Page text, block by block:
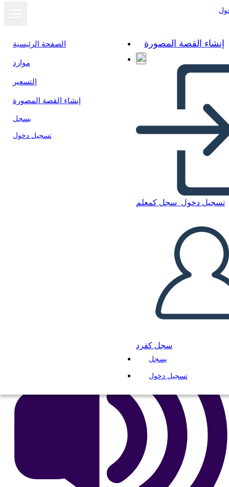
الصفحة الرئيسية
موارد
التسعير
إنشاء القصة المصورة
يسجل
تسجيل دخول
إنشاء القصة المصورة
تسجيل دخول سجل كمعلم
سجل كفرد
يسجل
تسجيل دخول
Šablóna Aktivity Hľadiska
عرض كشرائح